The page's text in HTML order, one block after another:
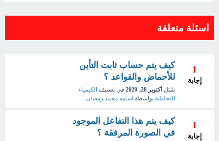
اسئلة متعلقة
1
إجابة
كيف يتم حساب ثابت التأين
للأحماض والقواعد ؟
سُئل أكتوبر 28، 2020 في تصنيف الكيمياء
التحليلية بواسطة اسامه محمد رمضان
1
إجابة
كيف يتم هذا التفاعل الموجود
في الصورة المرفقة ؟